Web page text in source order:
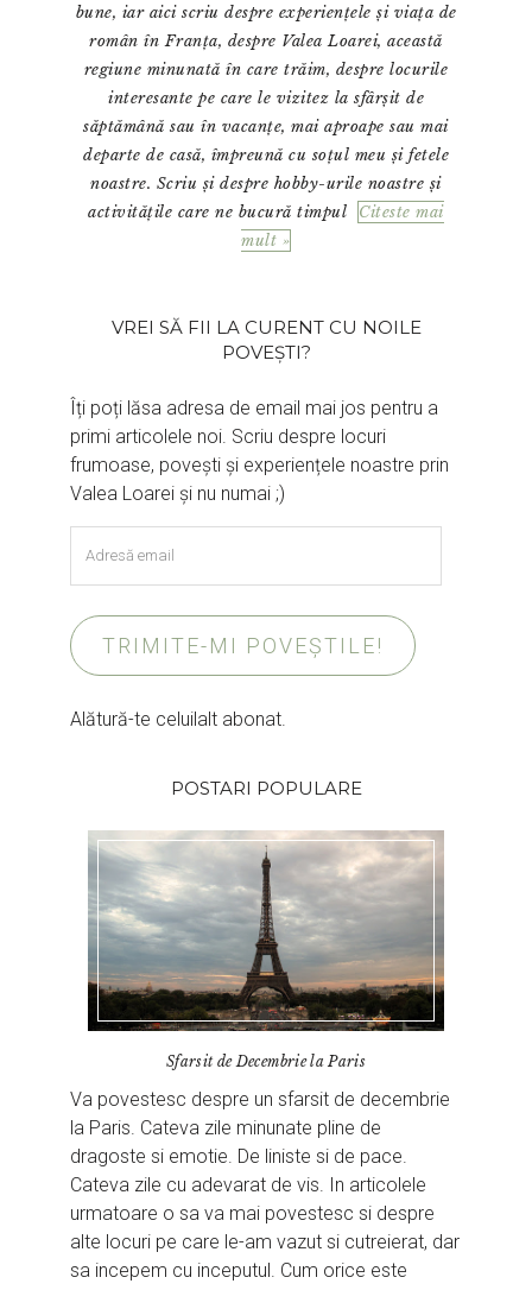
bune, iar aici scriu despre experiențele și viața de
român în Franța, despre Valea Loarei, această
regiune minunată în care trăim, despre locurile
interesante pe care le vizitez la sfârșit de
săptămână sau în vacanțe, mai aproape sau mai
departe de casă, împreună cu soțul meu și fetele
noastre. Scriu și despre hobby-urile noastre și
activitățile care ne bucură timpul
Citeste mai
mult »
VREI SĂ FII LA CURENT CU NOILE
POVEȘTI?
Îți poți lăsa adresa de email mai jos pentru a
primi articolele noi. Scriu despre locuri
frumoase, povești și experiențele noastre prin
Valea Loarei și nu numai ;)
email
TRIMITE-MI POVEȘTILE!
Alătură-te celuilalt abonat.
POSTARI POPULARE
Sfarsit de Decembrie la Paris
Va povestesc despre un sfarsit de decembrie
la Paris. Cateva zile minunate pline de
dragoste si emotie. De liniste si de pace.
Cateva zile cu adevarat de vis. In articolele
urmatoare o sa va mai povestesc si despre
alte locuri pe care le-am vazut si cutreierat, dar
sa incepem cu inceputul. Cum orice este